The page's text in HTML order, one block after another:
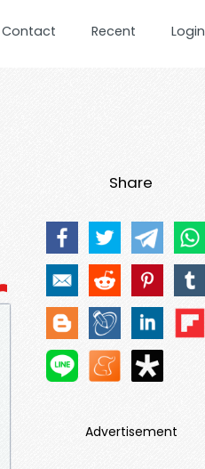
Contact Recent Login
Share
Advertisement